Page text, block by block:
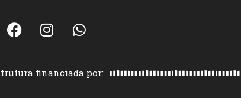
financiada por: